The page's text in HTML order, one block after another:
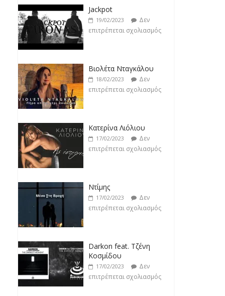
Βιολέτα Νταγκάλου
18/02/2023
Δεν
επιτρέπεται σχολιασμός
Κατερίνα Λιόλιου
17/02/2023
Δεν
επιτρέπεται σχολιασμός
Ντίμης
17/02/2023
Δεν
επιτρέπεται σχολιασμός
Darkon feat. Τζένη
Κοσμίδου
17/02/2023
Δεν
Νεκτάριος Μαλλάς
17/02/2023
επιτρέπεται σχολιασμός